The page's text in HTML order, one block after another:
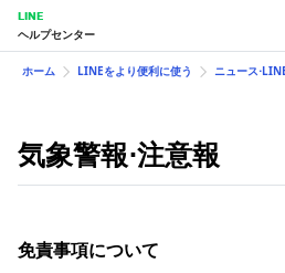
LINE
ヘルプセンター
ホーム LINEをより便利に使う ニュース
気象警報⋅注意報
免責事項について